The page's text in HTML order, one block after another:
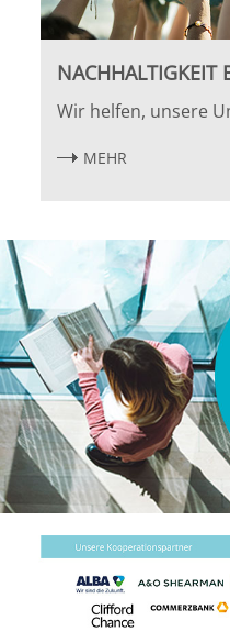
NACHHALTIGKEIT
Wir helfen, unsere
MEHR